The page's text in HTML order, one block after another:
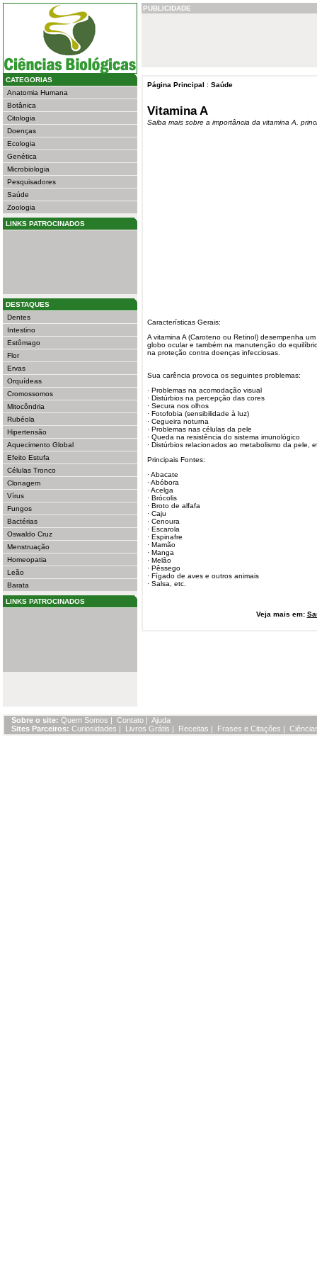
CATEGORIAS
Anatomia Humana
Botânica
Citologia
Doenças
Ecologia
Genética
Microbiologia
Pesquisadores
Saúde
Zoologia
LINKS PATROCINADOS
DESTAQUES
Dentes
Intestino
Estômago
Flor
Ervas
Orquídeas
Cromossomos
Mitocôndria
Rubéola
Hipertensão
Aquecimento Global
Efeito Estufa
Células Tronco
Clonagem
Vírus
Fungos
Bactérias
Oswaldo Cruz
Menstruação
Homeopatia
Leão
Barata
LINKS PATROCINADOS
PUBLICIDADE
Página Principal : Saúde
Vitamina A
Saiba mais sobre a importância da vitamina A,
Características Gerais:
A vitamina A (Caroteno ou Retinol) desempenha
globo ocular e também na manutenção do
na proteção contra doenças infecciosas.
Sua carência provoca os seguintes problemas:
· Problemas na acomodação visual
· Distúrbios na percepção das cores
· Secura nos olhos
· Fotofobia (sensibilidade à luz)
· Cegueira noturna
· Problemas nas células da pele
· Queda na resistência do sistema imunológico
· Distúrbios relacionados ao metabolismo da pele,
Principais Fontes:
· Abacate
· Abóbora
· Acelga
· Brócolis
· Broto de alfafa
· Caju
· Cenoura
· Escarola
· Espinafre
· Mamão
· Manga
· Melão
· Pêssego
· Fígado de aves e outros animais
· Salsa, etc.
Veja mais em:
Sobre o site: Quem Somos | Contato | Ajuda
Sites Parceiros: Curiosidades | Livros Grátis | Receitas | Frases e Citações |